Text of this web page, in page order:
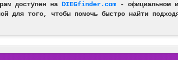
доступен на DIEGfinder.com - официальном
для того, чтобы помочь быстро найти